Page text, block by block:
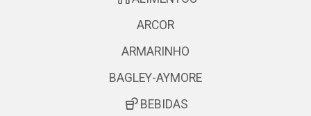
ARCOR
ARMARINHO
BAGLEY-AYMORE
BEBIDAS